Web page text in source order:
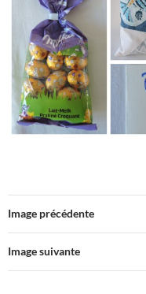
Image précédente
Image suivante